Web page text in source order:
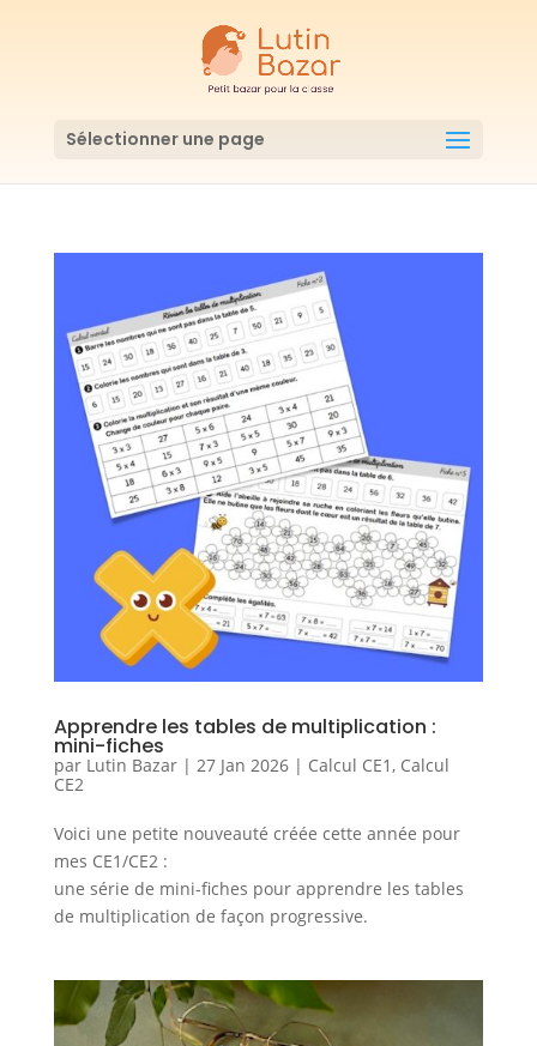
Sélectionner une page
Apprendre les tables de multiplication :
mini-fiches
par Lutin Bazar| 27 Jan 2026| Calcul CE1, Calcul
CE2
Voici une petite nouveauté créée cette année pour
mes CE1/CE2 :
une série de mini-fiches pour apprendre les tables
de multiplication de façon progressive.